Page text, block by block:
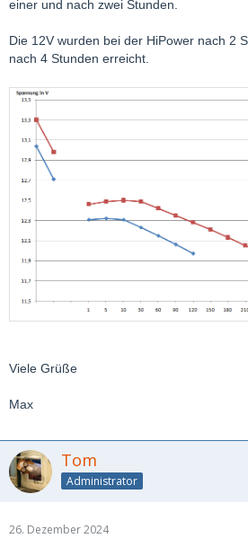
einer und nach zwei Stunden.
Die 12V wurden bei der HiPower nach 2
nach 4 Stunden erreicht.
Viele Grüße
Max
Tom
Administrator
26. Dezember 2024